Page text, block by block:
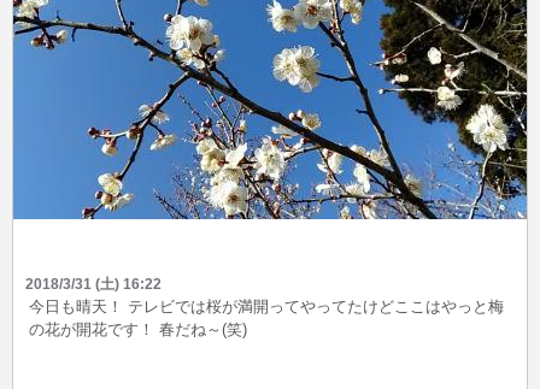
2018/3/31 (土) 16:22
今日も晴天！ テレビでは桜が満開ってやってたけどここはやっと梅
の花が開花です！ 春だね～(笑)